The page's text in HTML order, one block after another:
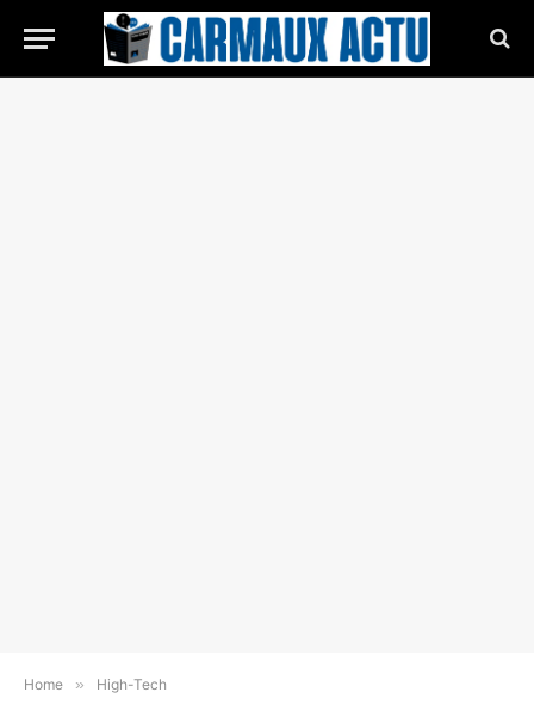
Home » High-Tech